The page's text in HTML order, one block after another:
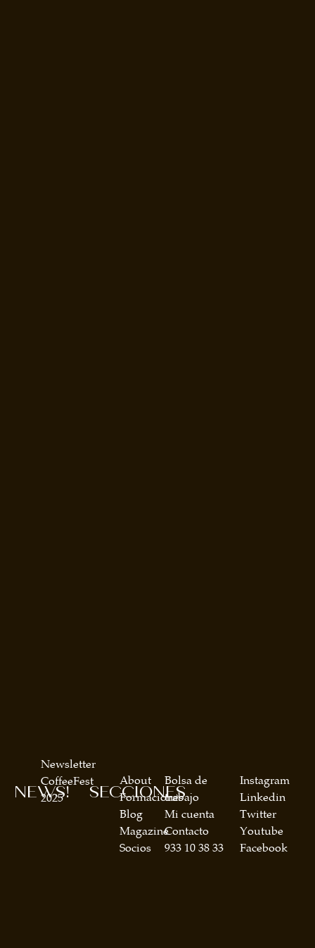
SECCIONES
About
Formaciones
Blog
Magazine
Socios
Bolsa de
trabajo
Mi cuenta
Contacto
933 10 38 33
NEWS!
Newsletter
CoffeeFest
2025
Instagram
Linkedin
Twitter
Youtube
Facebook